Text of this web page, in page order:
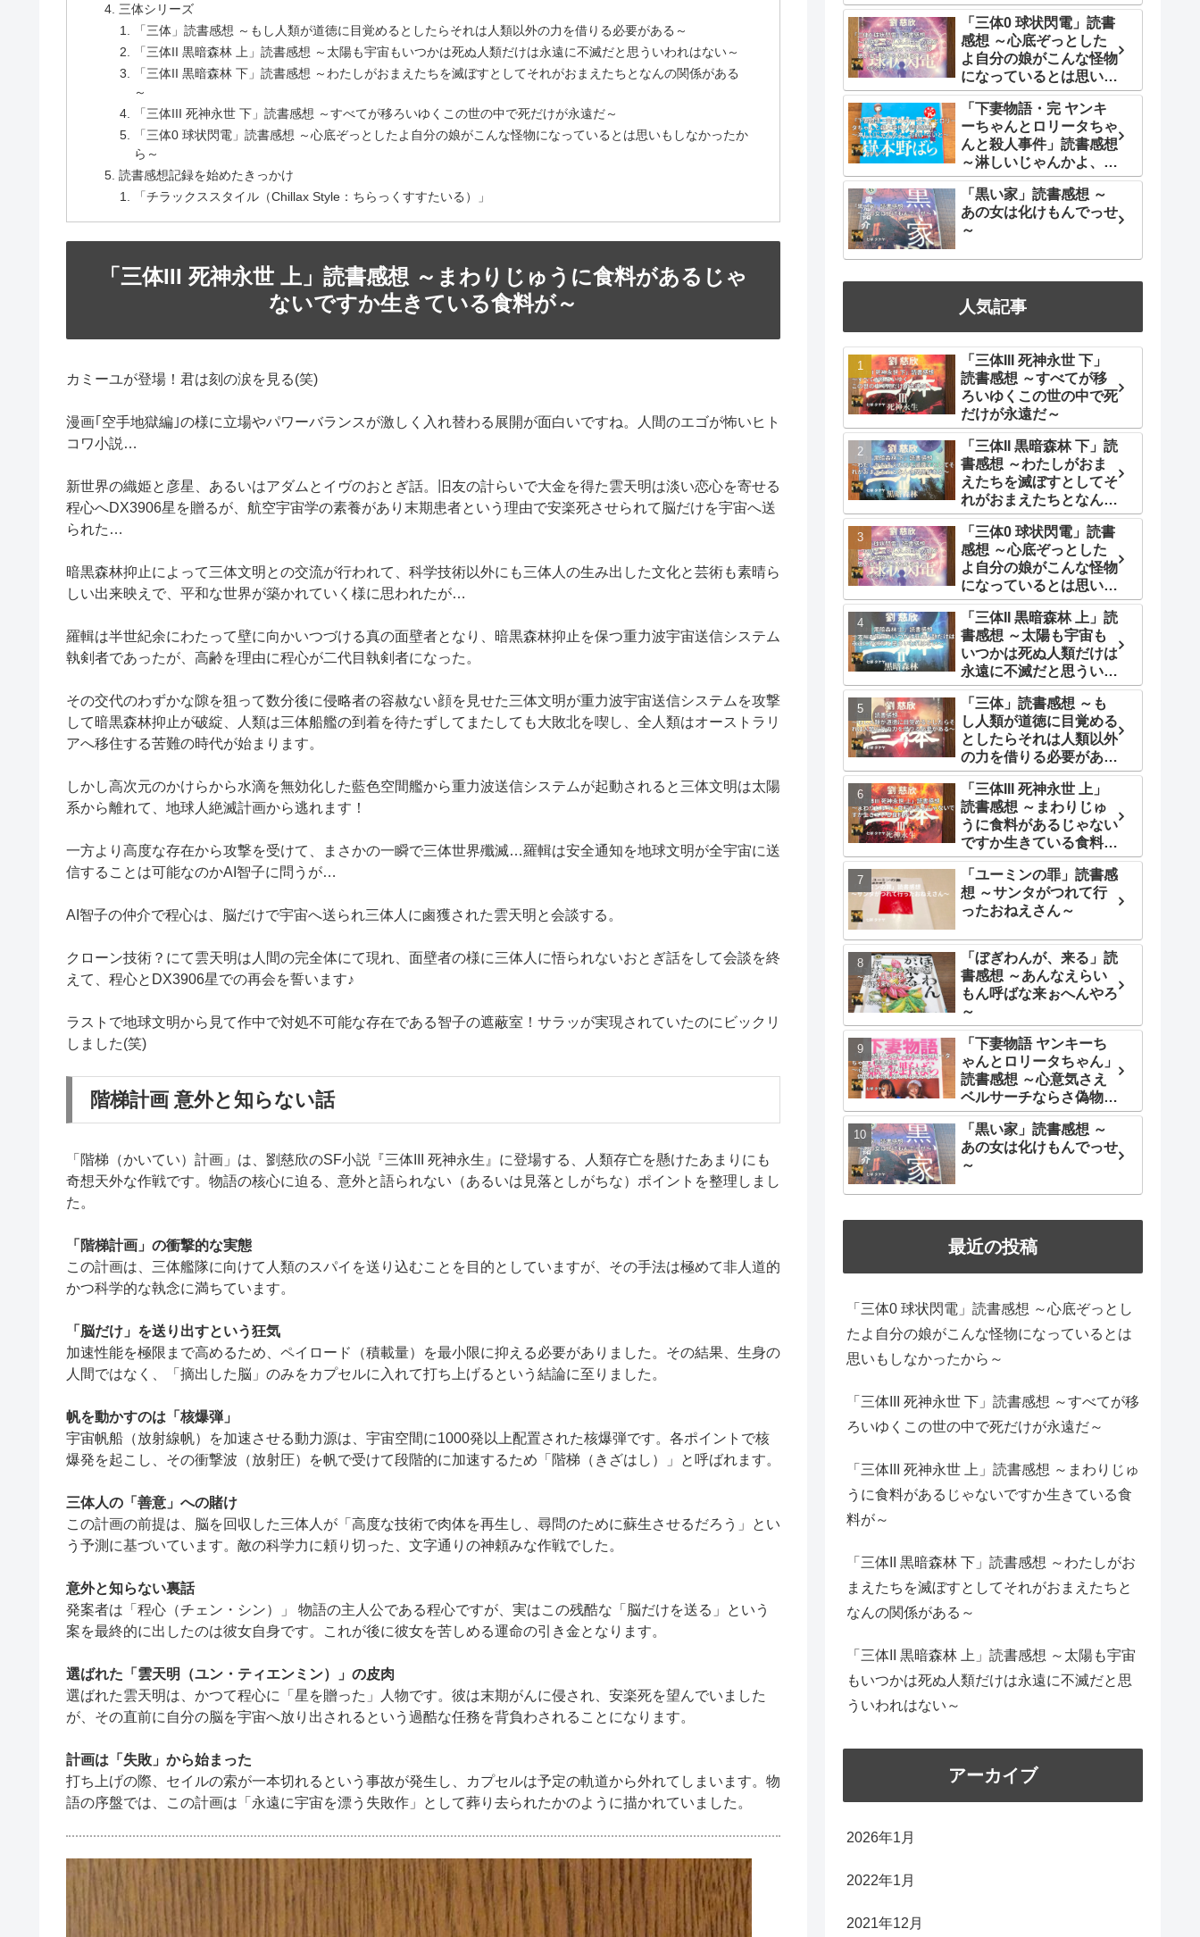
三体シリーズ
「三体」読書感想 ～もし人類が道徳に目覚めるとしたらそれは人類以外の力を借りる必要がある～
「三体II 黒暗森林 上」読書感想 ～太陽も宇宙もいつかは死ぬ人類だけは永遠に不滅だと思ういわれはない～
「三体II 黒暗森林 下」読書感想 ～わたしがおまえたちを滅ぼすとしてそれがおまえたちとなんの関係がある
～
「三体III 死神永世 下」読書感想 ～すべてが移ろいゆくこの世の中で死だけが永遠だ～
「三体0 球状閃電」読書感想 ～心底ぞっとしたよ自分の娘がこんな怪物になっているとは思いもしなかったか
ら～
読書感想記録を始めたきっかけ
「チラックススタイル（Chillax Style：ちらっくすすたいる）」
「三体III 死神永世 上」読書感想 ～まわりじゅうに食料があるじゃ
ないですか生きている食料が～
カミーユが登場！君は刻の涙を見る(笑)
漫画｢空手地獄編｣の様に立場やパワーバランスが激しく入れ替わる展開が面白いですね。人間のエゴが怖いヒト
コワ小説…
新世界の織姫と彦星、あるいはアダムとイヴのおとぎ話。旧友の計らいで大金を得た雲天明は淡い恋心を寄せる
程心へDX3906星を贈るが、航空宇宙学の素養があり末期患者という理由で安楽死させられて脳だけを宇宙へ送
られた…
暗黒森林抑止によって三体文明との交流が行われて、科学技術以外にも三体人の生み出した文化と芸術も素晴ら
しい出来映えで、平和な世界が築かれていく様に思われたが…
羅輯は半世紀余にわたって壁に向かいつづける真の面壁者となり、暗黒森林抑止を保つ重力波宇宙送信システム
執剣者であったが、高齢を理由に程心が二代目執剣者になった。
その交代のわずかな隙を狙って数分後に侵略者の容赦ない顔を見せた三体文明が重力波宇宙送信システムを攻撃
して暗黒森林抑止が破綻、人類は三体船艦の到着を待たずしてまたしても大敗北を喫し、全人類はオーストラリ
アへ移住する苦難の時代が始まります。
しかし高次元のかけらから水滴を無効化した藍色空間艦から重力波送信システムが起動されると三体文明は太陽
系から離れて、地球人絶滅計画から逃れます！
一方より高度な存在から攻撃を受けて、まさかの一瞬で三体世界殲滅…羅輯は安全通知を地球文明が全宇宙に送
信することは可能なのかAI智子に問うが…
AI智子の仲介で程心は、脳だけで宇宙へ送られ三体人に鹵獲された雲天明と会談する。
クローン技術？にて雲天明は人間の完全体にて現れ、面壁者の様に三体人に悟られないおとぎ話をして会談を終
えて、程心とDX3906星での再会を誓います♪
ラストで地球文明から見て作中で対処不可能な存在である智子の遮蔽室！サラッが実現されていたのにビックリ
しました(笑)
階梯計画 意外と知らない話
「階梯（かいてい）計画」は、劉慈欣のSF小説『三体III 死神永生』に登場する、人類存亡を懸けたあまりにも
奇想天外な作戦です。物語の核心に迫る、意外と語られない（あるいは見落としがちな）ポイントを整理しまし
た。
「階梯計画」の衝撃的な実態
この計画は、三体艦隊に向けて人類のスパイを送り込むことを目的としていますが、その手法は極めて非人道的
かつ科学的な執念に満ちています。
「脳だけ」を送り出すという狂気
加速性能を極限まで高めるため、ペイロード（積載量）を最小限に抑える必要がありました。その結果、生身の
人間ではなく、「摘出した脳」のみをカプセルに入れて打ち上げるという結論に至りました。
帆を動かすのは「核爆弾」
宇宙帆船（放射線帆）を加速させる動力源は、宇宙空間に1000発以上配置された核爆弾です。各ポイントで核
爆発を起こし、その衝撃波（放射圧）を帆で受けて段階的に加速するため「階梯（きざはし）」と呼ばれます。
三体人の「善意」への賭け
この計画の前提は、脳を回収した三体人が「高度な技術で肉体を再生し、尋問のために蘇生させるだろう」とい
う予測に基づいています。敵の科学力に頼り切った、文字通りの神頼みな作戦でした。
意外と知らない裏話
発案者は「程心（チェン・シン）」 物語の主人公である程心ですが、実はこの残酷な「脳だけを送る」という
案を最終的に出したのは彼女自身です。これが後に彼女を苦しめる運命の引き金となります。
選ばれた「雲天明（ユン・ティエンミン）」の皮肉
選ばれた雲天明は、かつて程心に「星を贈った」人物です。彼は末期がんに侵され、安楽死を望んでいました
が、その直前に自分の脳を宇宙へ放り出されるという過酷な任務を背負わされることになります。
計画は「失敗」から始まった
打ち上げの際、セイルの索が一本切れるという事故が発生し、カプセルは予定の軌道から外れてしまいます。物
語の序盤では、この計画は「永遠に宇宙を漂う失敗作」として葬り去られたかのように描かれていました。
ったのではないか～
「三体0 球状閃電」読書
感想 ～心底ぞっとした
よ自分の娘がこんな怪物
になっているとは思いも
しなかったから～
「下妻物語・完 ヤンキ
ーちゃんとロリータちゃ
んと殺人事件」読書感想
～淋しいじゃんかよ、お
前いないと～
「黒い家」読書感想 ～
あの女は化けもんでっせ
～
人気記事
「三体III 死神永世 下」
読書感想 ～すべてが移
ろいゆくこの世の中で死
だけが永遠だ～
「三体II 黒暗森林 下」読
書感想 ～わたしがおま
えたちを滅ぼすとしてそ
れがおまえたちとなんの
関係がある～
「三体0 球状閃電」読書
感想 ～心底ぞっとした
よ自分の娘がこんな怪物
になっているとは思いも
しなかったから～
「三体II 黒暗森林 上」読
書感想 ～太陽も宇宙も
いつかは死ぬ人類だけは
永遠に不滅だと思ういわ
れはない～
「三体」読書感想 ～も
し人類が道徳に目覚める
としたらそれは人類以外
の力を借りる必要がある
～
「三体III 死神永世 上」
読書感想 ～まわりじゅ
うに食料があるじゃない
ですか生きている食料が
～
「ユーミンの罪」読書感
想 ～サンタがつれて行
ったおねえさん～
「ぼぎわんが、来る」読
書感想 ～あんなえらい
もん呼ばな来ぉへんやろ
～
「下妻物語 ヤンキーち
ゃんとロリータちゃん」
読書感想 ～心意気さえ
ベルサーチならさ偽物も
本物も変わりはないよ～
「黒い家」読書感想 ～
あの女は化けもんでっせ
～
最近の投稿
「三体0 球状閃電」読書感想 ～心底ぞっとし
たよ自分の娘がこんな怪物になっているとは
思いもしなかったから～
「三体III 死神永世 下」読書感想 ～すべてが移
ろいゆくこの世の中で死だけが永遠だ～
「三体III 死神永世 上」読書感想 ～まわりじゅ
うに食料があるじゃないですか生きている食
料が～
「三体II 黒暗森林 下」読書感想 ～わたしがお
まえたちを滅ぼすとしてそれがおまえたちと
なんの関係がある～
「三体II 黒暗森林 上」読書感想 ～太陽も宇宙
もいつかは死ぬ人類だけは永遠に不滅だと思
ういわれはない～
アーカイブ
2026年1月
2022年1月
2021年12月